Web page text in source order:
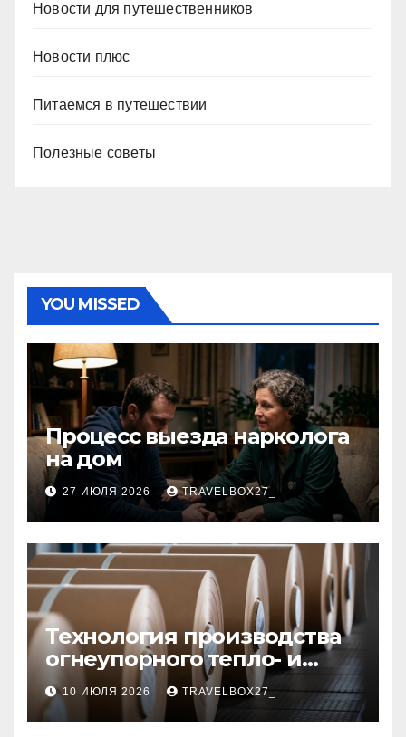
Новости для путешественников
Новости плюс
Питаемся в путешествии
Полезные советы
YOU MISSED
Процесс выезда нарколога
на дом
27 ИЮЛЯ 2026 TRAVELBOX27_
Технология производства
огнеупорного тепло- и
звукоизоляционного
картона из
муллитокремнеземистого
10 ИЮЛЯ 2026 TRAVELBOX27_